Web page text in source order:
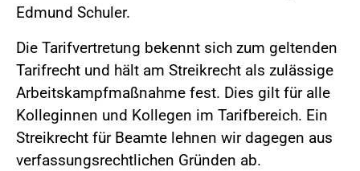
Edmund Schuler.
Die Tarifvertretung bekennt sich zum geltenden
Tarifrecht und hält am Streikrecht als zulässige
Arbeitskampfmaßnahme fest. Dies gilt für alle
Kolleginnen und Kollegen im Tarifbereich. Ein
Streikrecht für Beamte lehnen wir dagegen aus
verfassungsrechtlichen Gründen ab.